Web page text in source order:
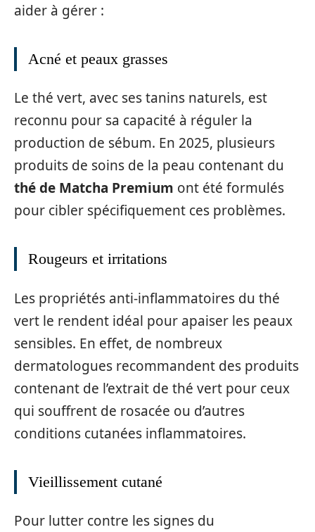
aider à gérer :
Acné et peaux grasses
Le thé vert, avec ses tanins naturels, est
reconnu pour sa capacité à réguler la
production de sébum. En 2025, plusieurs
produits de soins de la peau contenant du
thé de Matcha Premium ont été formulés
pour cibler spécifiquement ces problèmes.
Rougeurs et irritations
Les propriétés anti-inflammatoires du thé
vert le rendent idéal pour apaiser les peaux
sensibles. En effet, de nombreux
dermatologues recommandent des produits
contenant de l’extrait de thé vert pour ceux
qui souffrent de rosacée ou d’autres
conditions cutanées inflammatoires.
Vieillissement cutané
Pour lutter contre les signes du